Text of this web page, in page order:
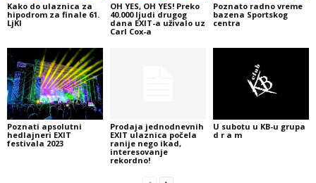
Kako do ulaznica za
hipodrom za finale 61.
LjKI
OH YES, OH YES! Preko
40.000 ljudi drugog
dana EXIT-a uživalo uz
Carl Cox-a
Poznato radno vreme
bazena Sportskog
centra
Poznati apsolutni
hedlajneri EXIT
festivala 2023
Prodaja jednodnevnih
EXIT ulaznica počela
ranije nego ikad,
interesovanje
rekordno!
U subotu u KB-u grupa
d r a m